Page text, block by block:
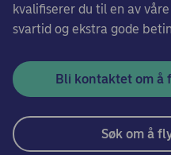
kvalifiserer du til en av
svartid og ekstra gode
Bli kontaktet om å
Søk om å